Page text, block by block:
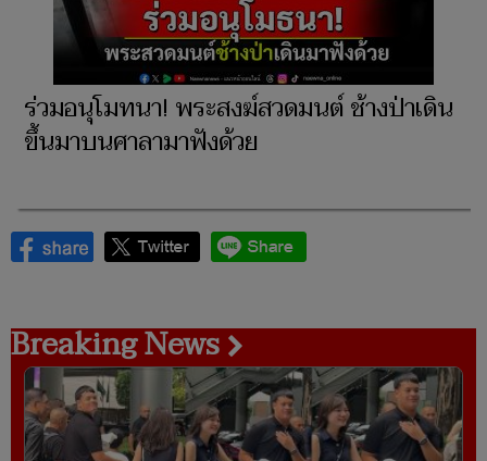
ร่วมอนุโมทนา! พระสงฆ์สวดมนต์ ช้างป่าเดิน
ขึ้นมาบนศาลามาฟังด้วย
Breaking News